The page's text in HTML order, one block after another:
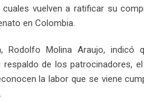
cuales vuelven a ratificar su
en Colombia.
Rodolfo Molina Araujo, indicó
de los patrocinadores,
la labor que se viene